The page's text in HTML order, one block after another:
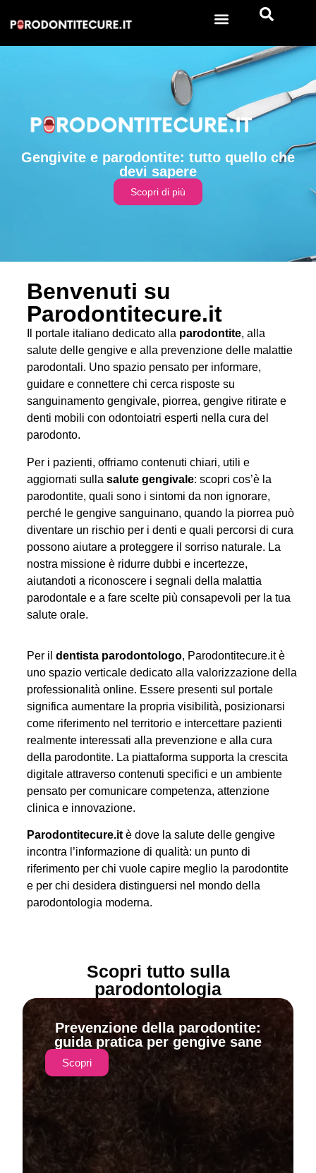
Gengivite e parodontite: tutto quello che
devi sapere
Scopri di più
Benvenuti su
Parodontitecure.it
Il portale italiano dedicato alla parodontite, alla
salute delle gengive e alla prevenzione delle malattie
parodontali. Uno spazio pensato per informare,
guidare e connettere chi cerca risposte su
sanguinamento gengivale, piorrea, gengive ritirate e
denti mobili con odontoiatri esperti nella cura del
parodonto.
Per i pazienti, offriamo contenuti chiari, utili e
aggiornati sullasalute gengivale: scopri cos’è la
parodontite, quali sono i sintomi da non ignorare,
perché le gengive sanguinano, quando la piorrea può
diventare un rischio per i denti e quali percorsi di cura
possono aiutare a proteggere il sorriso naturale. La
nostra missione è ridurre dubbi e incertezze,
aiutandoti a riconoscere i segnali della malattia
parodontale e a fare scelte più consapevoli per la tua
salute orale.
Per ildentista parodontologo, Parodontitecure.it è
uno spazio verticale dedicato alla valorizzazione della
professionalità online. Essere presenti sul portale
significa aumentare la propria visibilità, posizionarsi
come riferimento nel territorio e intercettare pazienti
realmente interessati alla prevenzione e alla cura
della parodontite. La piattaforma supporta la crescita
digitale attraverso contenuti specifici e un ambiente
pensato per comunicare competenza, attenzione
clinica e innovazione.
Parodontitecure.it è dove la salute delle gengive
incontra l’informazione di qualità: un punto di
riferimento per chi vuole capire meglio la parodontite
e per chi desidera distinguersi nel mondo della
parodontologia moderna.
Scopri tutto sulla
parodontologia
Prevenzione della parodontite:
guida pratica per gengive sane
Scopri